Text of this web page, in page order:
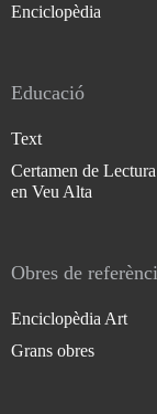
Enciclopèdia
Educació
Text
Certamen de Lectura
en Veu Alta
Obres de
Enciclopèdia Art
Grans obres